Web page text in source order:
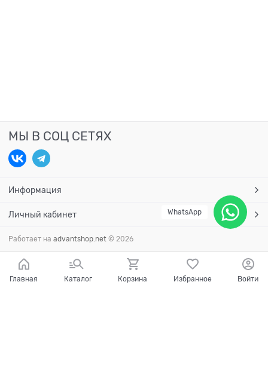
МЫ В СОЦ СЕТЯХ
Информация
Личный кабинет
Работает на advantshop.net © 2026
Главная Каталог Корзина Избранное Войти
WhatsApp